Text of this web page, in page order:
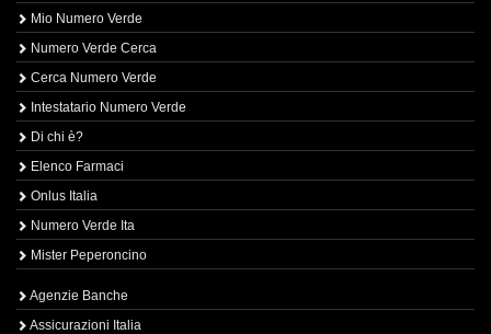
Mio Numero Verde
Numero Verde Cerca
Cerca Numero Verde
Intestatario Numero Verde
Di chi è?
Elenco Farmaci
Onlus Italia
Numero Verde Ita
Mister Peperoncino
Agenzie Banche
Assicurazioni Italia